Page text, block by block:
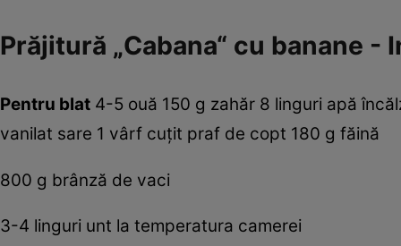
Prăjitură „Cabana“ cu banane -
Pentru blat 4-5 ouă 150 g zahăr 8 linguri apă
vanilat sare 1 vârf cuţit praf de copt 180 g făină
800 g brânză de vaci
3-4 linguri unt la temperatura camerei